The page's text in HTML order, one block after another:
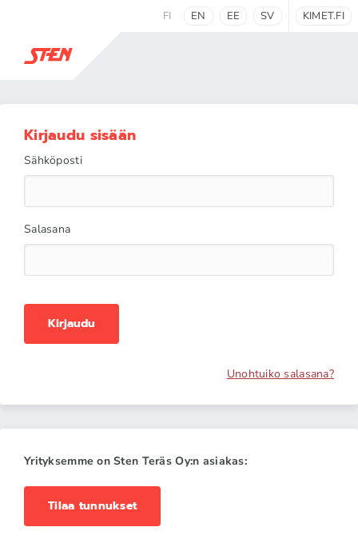
FI EN EE SV KIMET.FI
Kirjaudu sisään
Sähköposti
Salasana
Kirjaudu
Unohtuiko salasana?
Yrityksemme on Sten Teräs Oy:n asiakas:
Tilaa tunnukset